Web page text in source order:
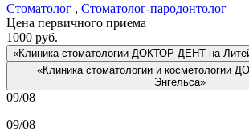
Стоматолог , Стоматолог-пародонтолог
Цена первичного приема
1000 руб.
«Клиника стоматологии ДОКТОР ДЕНТ на
«Клиника стоматологии и косметологии
Энгельса»
09/08
09/08